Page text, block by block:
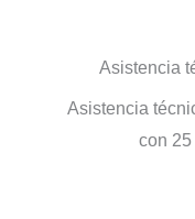
Asistencia
Asistencia
con